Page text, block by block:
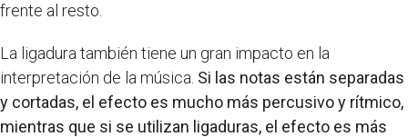
frente al resto.
La ligadura también tiene un gran impacto en la
interpretación de la música. Si las notas están separadas
y cortadas, el efecto es mucho más percusivo y rítmico,
mientras que si se utilizan ligaduras, el efecto es más